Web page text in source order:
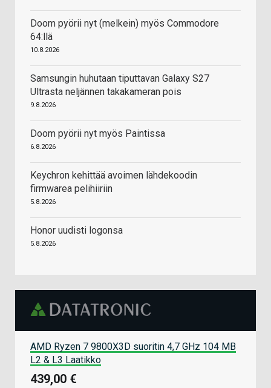
Doom pyörii nyt (melkein) myös Commodore
64:llä
10.8.2026
Samsungin huhutaan tiputtavan Galaxy S27
Ultrasta neljännen takakameran pois
9.8.2026
Doom pyörii nyt myös Paintissa
6.8.2026
Keychron kehittää avoimen lähdekoodin
firmwarea pelihiiriin
5.8.2026
Honor uudisti logonsa
5.8.2026
AMD Ryzen 7 9800X3D suoritin 4,7 GHz 104 MB
L2 & L3 Laatikko
439,00 €